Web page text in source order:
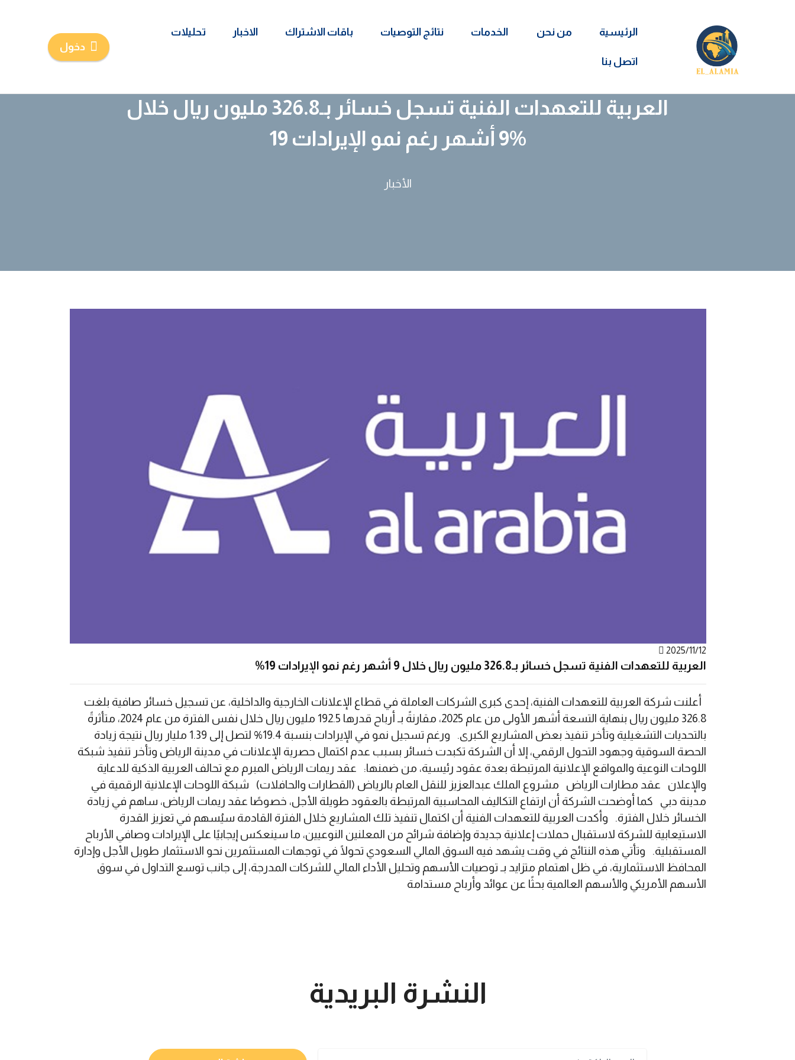
الرئيسية من نحن الخدمات نتائج التوصيات باقات الاشتراك الاخبار تحليلات
اتصل بنا
دخول
العربية للتعهدات الفنية تسجل خسائر بـ326.8 مليون ريال خلال
9 أشهر رغم نمو الإيرادات 19%
الأخبار
2025/11/12
العربية للتعهدات الفنية تسجل خسائر بـ326.8 مليون ريال خلال 9 أشهر رغم نمو الإيرادات 19%
أعلنت شركة العربية للتعهدات الفنية، إحدى كبرى الشركات العاملة في قطاع الإعلانات الخارجية والداخلية، عن تسجيل خسائر صافية بلغت
326.8 مليون ريال بنهاية التسعة أشهر الأولى من عام 2025، مقارنةً بـ أرباح قدرها 192.5 مليون ريال خلال نفس الفترة من عام 2024، متأثرةً
بالتحديات التشغيلية وتأخر تنفيذ بعض المشاريع الكبرى. ورغم تسجيل نمو في الإيرادات بنسبة 19.4% لتصل إلى 1.39 مليار ريال نتيجة زيادة
الحصة السوقية وجهود التحول الرقمي، إلا أن الشركة تكبدت خسائر بسبب عدم اكتمال حصرية الإعلانات في مدينة الرياض وتأخر تنفيذ شبكة
اللوحات النوعية والمواقع الإعلانية المرتبطة بعدة عقود رئيسية، من ضمنها: عقد ريمات الرياض المبرم مع تحالف العربية الذكية للدعاية
والإعلان عقد مطارات الرياض مشروع الملك عبدالعزيز للنقل العام بالرياض (القطارات والحافلات) شبكة اللوحات الإعلانية الرقمية في
مدينة دبي كما أوضحت الشركة أن ارتفاع التكاليف المحاسبية المرتبطة بالعقود طويلة الأجل، خصوصًا عقد ريمات الرياض، ساهم في زيادة
الخسائر خلال الفترة. وأكدت العربية للتعهدات الفنية أن اكتمال تنفيذ تلك المشاريع خلال الفترة القادمة سيُسهم في تعزيز القدرة
الاستيعابية للشركة لاستقبال حملات إعلانية جديدة وإضافة شرائح من المعلنين النوعيين، ما سينعكس إيجابيًا على الإيرادات وصافي الأرباح
المستقبلية. وتأتي هذه النتائج في وقت يشهد فيه السوق المالي السعودي تحولًا في توجهات المستثمرين نحو الاستثمار طويل الأجل وإدارة
المحافظ الاستثمارية، في ظل اهتمام متزايد بـ توصيات الأسهم وتحليل الأداء المالي للشركات المدرجة، إلى جانب توسع التداول في سوق
الأسهم الأمريكي والأسهم العالمية بحثًا عن عوائد وأرباح مستدامة
النشرة البريدية